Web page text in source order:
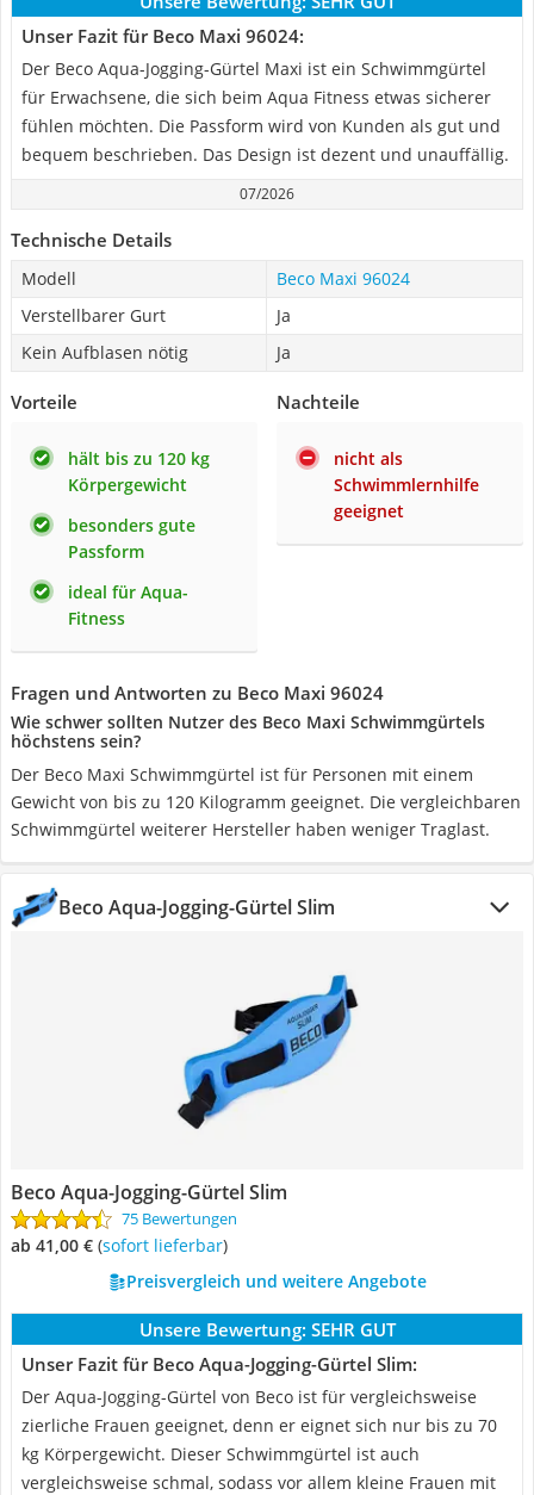
Unser Fazit für Beco Maxi 96024:
Der Beco Aqua-Jogging-Gürtel Maxi ist ein Schwimmgürtel
für Erwachsene, die sich beim Aqua Fitness etwas sicherer
fühlen möchten. Die Passform wird von Kunden als gut und
bequem beschrieben. Das Design ist dezent und unauffällig.
07/2026
Technische Details
Modell
Beco Maxi 96024
Verstellbarer Gurt
Ja
Kein Aufblasen nötig
Ja
Vorteile
hält bis zu 120 kg
Körpergewicht
besonders gute
Passform
ideal für Aqua-
Fitness
Nachteile
nicht als
Schwimmlernhilfe
geeignet
Fragen und Antworten zu Beco Maxi 96024
Wie schwer sollten Nutzer des Beco Maxi Schwimmgürtels
höchstens sein?
Der Beco Maxi Schwimmgürtel ist für Personen mit einem
Gewicht von bis zu 120 Kilogramm geeignet. Die vergleichbaren
Schwimmgürtel weiterer Hersteller haben weniger Traglast.
Beco Aqua-Jogging-Gürtel Slim
Beco Aqua-Jogging-Gürtel Slim
75 Bewertungen
ab 41,00 € ( Sofort lieferbar)
Preisvergleich und weitere Angebote
Unsere Bewertung: SEHR GUT
Unser Fazit für Beco Aqua-Jogging-Gürtel Slim:
Der Aqua-Jogging-Gürtel von Beco ist für vergleichsweise
zierliche Frauen geeignet, denn er eignet sich nur bis zu 70
kg Körpergewicht. Dieser Schwimmgürtel ist auch
vergleichsweise schmal, sodass vor allem kleine Frauen mit